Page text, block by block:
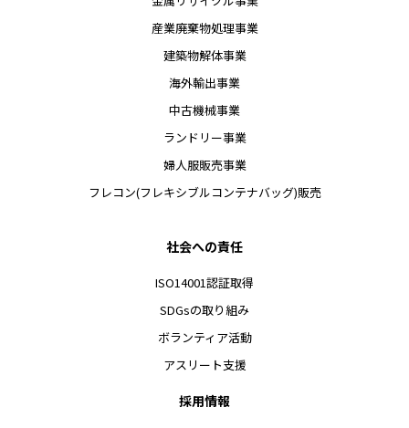
産業廃棄物処理事業
建築物解体事業
海外輸出事業
中古機械事業
ランドリー事業
婦人服販売事業
フレコン(フレキシブルコンテナバッグ)販売
社会への責任
ISO14001認証取得
SDGsの取り組み
ボランティア活動
アスリート支援
採用情報